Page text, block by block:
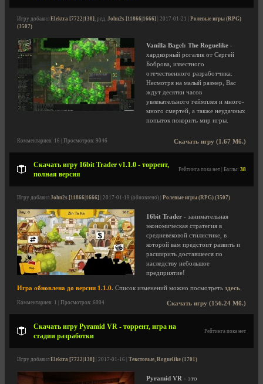
Игру добавил Elektra [7722|138], ред. John2s [11866|1666] | 2017-01-21 | Ролевые игры (RPG)
(3507)
Vanilla Bagel: The Roguelike -
хардкорный рогалик от Сергей
Боброва, известного
отечественного разработчика.
Несмотря на малый размер, Вас
ждут десятки часов
увлекательного геймплея и много-
много смертей, а также неудачных
попыток покорить мир игры.
Скачать игру (1.67 Мб.)
Комментариев: 16 | Просмотров: 9046
Скачать игру 16bit Trader v1.1.0 - торрент,
полная версия
Рейтинга пока нет | Баллы: 38
Игру добавил John2s [11866|1666] | 2017-01-19 (обновлено) | Ролевые игры (RPG) (3507)
16bit Trader - занимательная
экономическая стратегия в
средневековой стилистике, в
которой вам предстоит развить и
расширить доставшееся по
наследству небольшое
предприятие!
Игра обновлена до версии 1.1.0. Список изменений можно посмотреть здесь
Скачать игру (156.24 Мб.)
Комментариев: 1 | Просмотров: 6004
Скачать игру Pyramid VR - торрент, игра на
стадии разработки
Рейтинга пока нет
Игру добавил Elektra [7722|138] | 2017-01-16 | Текстовые, Roguelike (1701)
Pyramid VR - это